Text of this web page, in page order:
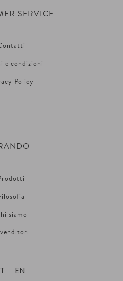
SERVICE
e condizioni
Policy
siamo
EN